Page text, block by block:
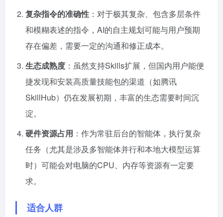
复杂指令的准确性 ：对于极其复杂、包含多层条件
和模糊表述的指令，AI的自主规划可能与用户预期
存在偏差，需要一定的沟通和修正成本。
生态成熟度 ：虽然支持Skills扩展，但国内用户能便
捷发现和安装高质量技能包的渠道（如腾讯
SkillHub）仍在发展初期，丰富的生态需要时间沉
淀。
硬件资源占用 ：作为常驻后台的智能体，执行复杂
任务（尤其是涉及多智能体并行和本地大模型运算
时）可能会对电脑的CPU、内存等资源有一定要
求。
适合人群